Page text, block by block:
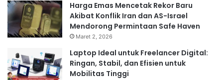
Harga Emas Mencetak Rekor Baru
Akibat Konflik Iran dan AS-Israel
Mendorong Permintaan Safe Haven
Maret 2, 2026
Laptop Ideal untuk Freelancer Digital:
Ringan, Stabil, dan Efisien untuk
Mobilitas Tinggi